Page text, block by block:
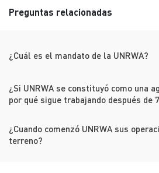
Preguntas relacionadas
¿Cuál es el mandato de la UNRWA?
¿Si UNRWA se constituyó como una
por qué sigue trabajando después de
¿Cuando comenzó UNRWA sus
terreno?